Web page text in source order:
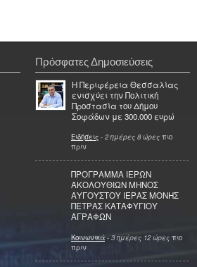
Πρόσφατες Δημοσιεύσεις
Η Περιφέρεια Θεσσαλίας
ενισχύει την Πολιτική
Προστασία του Δήμου
Σοφάδων με 300.000 ευρώ
Ειδήσεις - 2 ημέρες 8 ώρες πιο
πριν
ΠΡΟΓΡΑΜΜΑ ΙΕΡΩΝ
ΑΚΟΛΟΥΘΙΩΝ ΜΗΝΟΣ
ΑΥΓΟΥΣΤΟΥ ΙΕΡΑΣ ΜΟΝΗΣ
ΠΕΤΡΑΣ ΚΑΤΑΦΥΓΙΟΥ
ΑΓΡΑΦΩΝ
Κοινωνικά - 3 ημέρες 12 ώρες πιο
πριν